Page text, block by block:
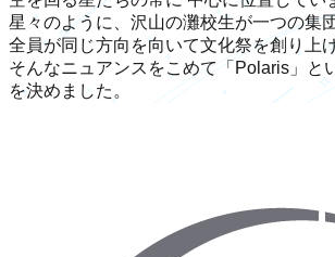
星々のように、沢山の灘校生が一つの集
全員が同じ方向を向いて文化祭を創り上
そんなニュアンスをこめて「Polaris」と
を決めました。